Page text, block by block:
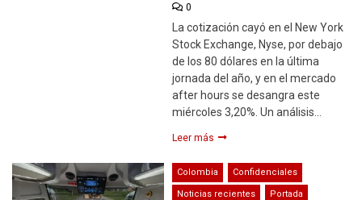
0
La cotización cayó en el New York
Stock Exchange, Nyse, por debajo
de los 80 dólares en la última
jornada del año, y en el mercado
after hours se desangra este
miércoles 3,20%. Un análisis…
Leer más
Colombia Confidenciales
Noticias recientes Portada